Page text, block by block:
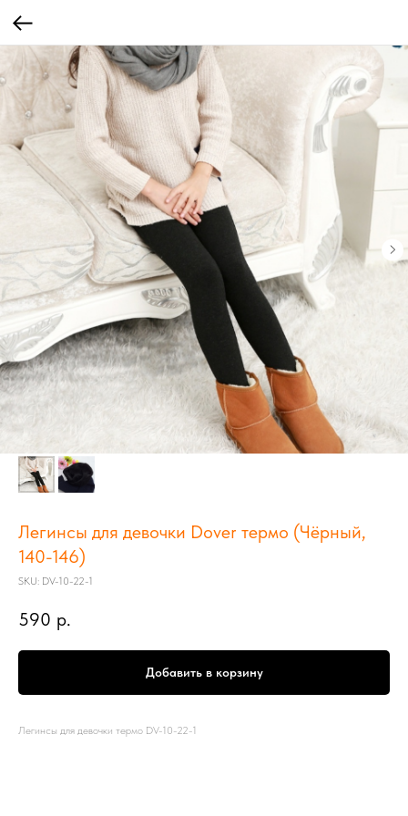
Легинсы для девочки Dover термо (Чёрный,
140-146)
SKU: DV-10-22-1
590 р.
Добавить в корзину
Легинсы для девочки термо DV-10-22-1